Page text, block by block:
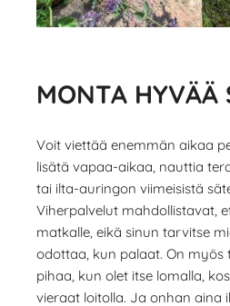
MONTA HYVÄÄ
Voit viettää enemmän aikaa
lisätä vapaa-aikaa, nauttia
tai ilta-auringon viimeisistä
Viherpalvelut mahdollistavat,
matkalle, eikä sinun tarvitse
odottaa, kun palaat. On myös
pihaa, kun olet itse lomalla,
vieraat loitolla. Ja onhan aina